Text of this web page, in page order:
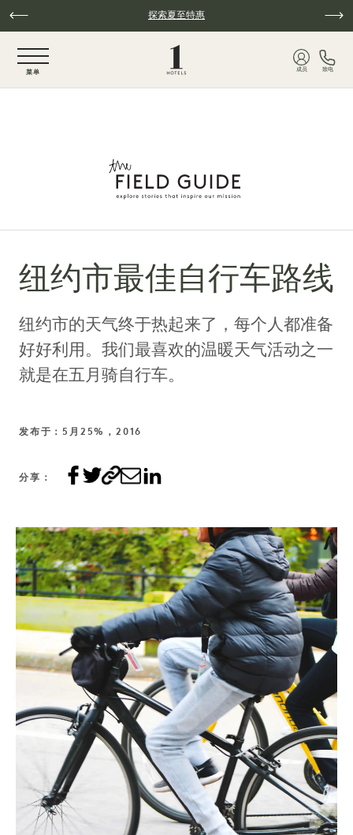
跳至主要内容 探索夏至特惠
菜单
成员 致电
纽约市最佳自行车路线
纽约市的天气终于热起来了，每个人都准备
好好利用。我们最喜欢的温暖天气活动之一
就是在五月骑自行车。
发布于：5月25%，2016
分享：